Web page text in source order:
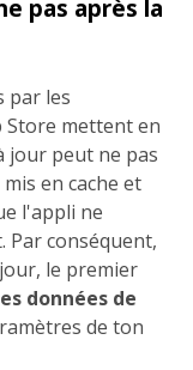
pas après la
par les
Store mettent en
jour peut ne pas
en cache et
l'appli ne
Par conséquent,
le premier
données de
de ton